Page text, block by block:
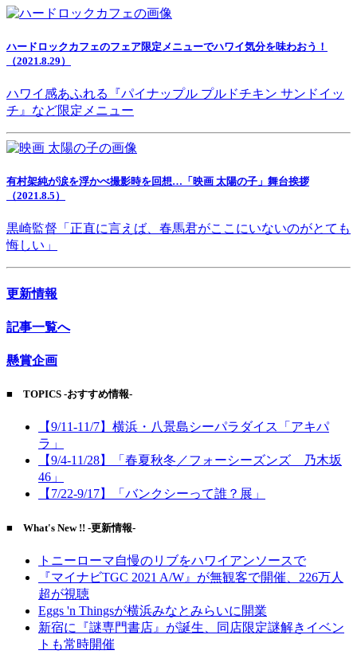
ハードロックカフェのフェア限定メニューでハワイ気分を味わおう！
（2021.8.29）
ハワイ感あふれる『パイナップル プルドチキン サンドイッ
チ』など限定メニュー
有村架純が涙を浮かべ撮影時を回想…「映画 太陽の子」舞台挨拶
（2021.8.5）
黒崎監督「正直に言えば、春馬君がここにいないのがとても
悔しい」
更新情報
記事一覧へ
懸賞企画
■ TOPICS -おすすめ情報-
【9/11-11/7】横浜・八景島シーパラダイス「アキパ
ラ」
【9/4-11/28】「春夏秋冬／フォーシーズンズ 乃木坂
46」
【7/22-9/17】「バンクシーって誰？展」
■ What's New !! -更新情報-
トニーローマ自慢のリブをハワイアンソースで
『マイナビTGC 2021 A/W』が無観客で開催、226万人
超が視聴
Eggs 'n Thingsが横浜みなとみらいに開業
新宿に『謎専門書店』が誕生、同店限定謎解きイベン
トも常時開催